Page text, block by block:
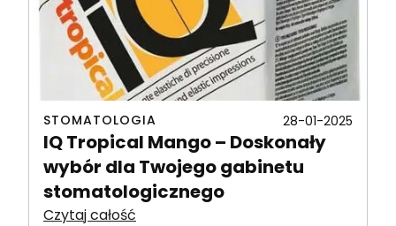
STOMATOLOGIA 28-01-2025
IQ Tropical Mango – Doskonały
wybór dla Twojego gabinetu
stomatologicznego
Czytaj całość